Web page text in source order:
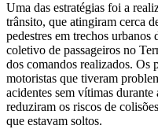
Uma das estratégias foi a
trânsito, que atingiram cerca
pedestres em trechos
coletivo de passageiros no
dos comandos realizados. Os
motoristas que tiveram
acidentes sem vítimas
reduziram os riscos de
que estavam soltos.